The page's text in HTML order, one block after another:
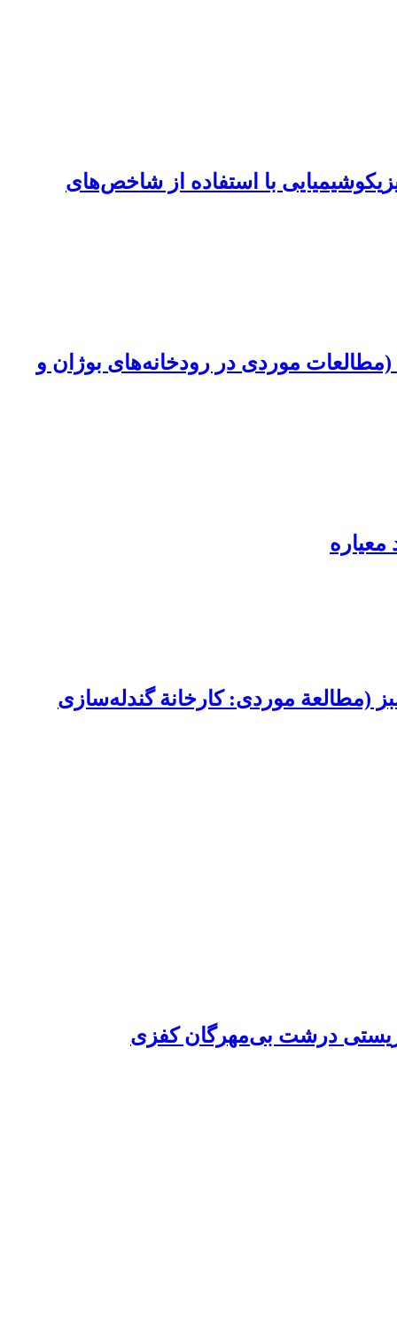
با استفاده از شاخص‌های
موردی در رودخانه‌های بوژان و
(مطالعة موردی: کارخانة گندله‌سازی
زیستی درشت بی‌مهرگان کفزی